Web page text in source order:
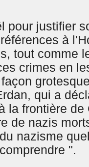
pour justifier
à
tout comme
crimes en
qui a
la frontière
de nazis
nazisme
".